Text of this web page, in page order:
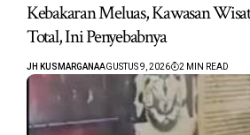
Kebakaran Meluas, Kawasan
Total, Ini Penyebabnya
JH KUSMARGANAAGUSTUS 9, 2026 2 MIN READ